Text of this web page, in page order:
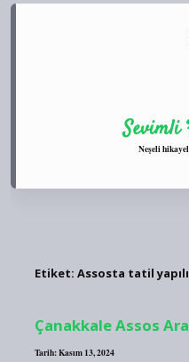
Sevimli
Neşeli
Etiket: Assosta tatil
Çanakkale Assos
Tarih: Kasım 13, 2024